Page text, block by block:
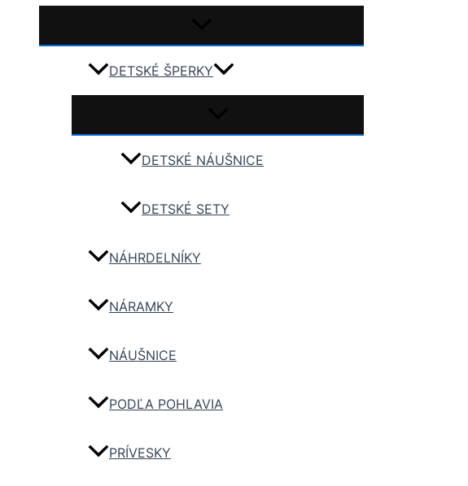
DETSKÉ ŠPERKY
DETSKÉ NÁUŠNICE
DETSKÉ SETY
NÁHRDELNÍKY
NÁRAMKY
NÁUŠNICE
PODĽA POHLAVIA
PRÍVESKY